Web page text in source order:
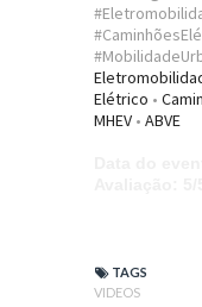
Elétrico •
MHEV • ABVE
TAGS
VIDEOS